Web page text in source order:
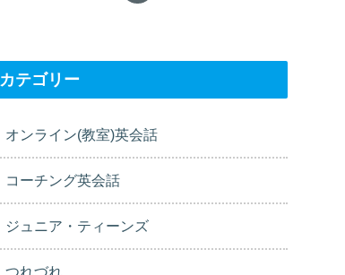
カテゴリー
オンライン(教室)英会話
コーチング英会話
ジュニア・ティーンズ
つれづれ